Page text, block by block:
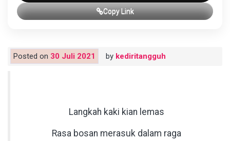
Copy Link
Posted on 30 Juli 2021 by kediritangguh
Langkah kaki kian lemas
Rasa bosan merasuk dalam raga